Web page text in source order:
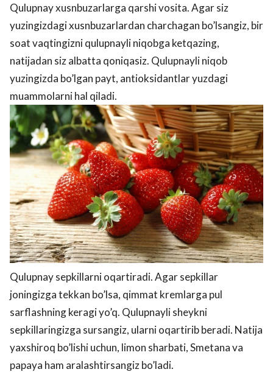
Qulupnay xusnbuzarlarga qarshi vosita. Agar siz
yuzingizdagi xusnbuzarlardan charchagan bo’lsangiz, bir
soat vaqtingizni qulupnayli niqobga ketqazing,
natijadan siz albatta qoniqasiz. Qulupnayli niqob
yuzingizda bo’lgan payt, antioksidantlar yuzdagi
muammolarni hal qiladi.
Qulupnay sepkillarni oqartiradi. Agar sepkillar
joningizga tekkan bo’lsa, qimmat kremlarga pul
sarflashning keragi yo’q. Qulupnayli sheykni
sepkillaringizga sursangiz, ularni oqartirib beradi. Natija
yaxshiroq bo’lishi uchun, limon sharbati, Smetana va
papaya ham aralashtirsangiz bo’ladi.